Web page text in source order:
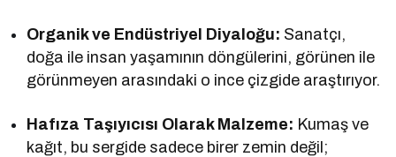
Organik ve Endüstriyel Diyaloğu: Sanatçı,
doğa ile insan yaşamının döngülerini, görünen ile
görünmeyen arasındaki o ince çizgide araştırıyor.
Hafıza Taşıyıcısı Olarak Malzeme: Kumaş ve
kağıt, bu sergide sadece birer zemin değil;